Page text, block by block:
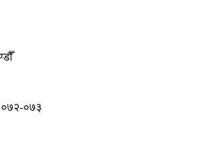
०७३